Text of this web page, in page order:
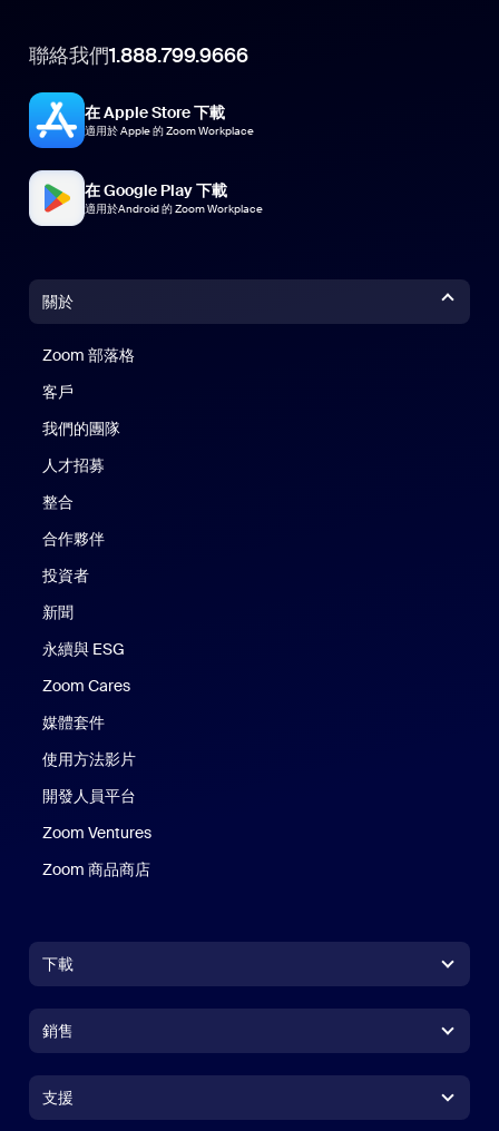
聯絡我們1.888.799.9666
在 Apple Store 下載
適用於 Apple 的 Zoom Workplace
在 Google Play 下載
適用於Android 的 Zoom Workplace
關於
Zoom 部落格
客戶
我們的團隊
人才招募
整合
合作夥伴
投資者
新聞
永續與 ESG
Zoom Cares
媒體套件
使用方法影片
開發人員平台
Zoom Ventures
Zoom 商品商店
下載
Zoom Rooms 應用程式Zoom Rooms 應用程式
Zoom Rooms Controller
銷售
聯絡銷售人員
支援
支援